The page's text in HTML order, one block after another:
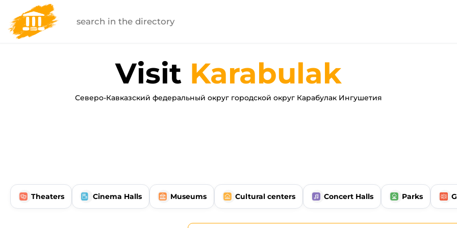
Visit Karabulak
Северо-Кавказский федеральный округ городской округ Карабулак Ингушетия
Theaters Cinema Halls Museums Cultural centers Concert Halls Parks